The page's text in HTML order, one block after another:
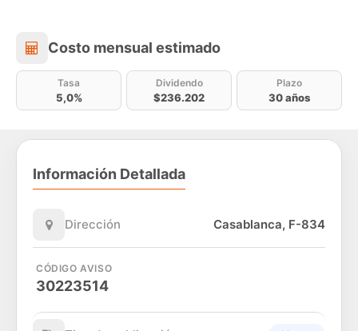
Costo mensual estimado
Costo mensual estimado
Tasa
5,0%
Dividendo
$236.202
Plazo
30 años
Información Detallada
Dirección Casablanca, F-834
CÓDIGO AVISO
30223514